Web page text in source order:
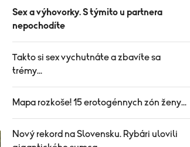
Sex a výhovorky. S týmito u partnera
nepochodíte
Takto si sex vychutnáte a zbavíte sa
trémy...
Mapa rozkoše! 15 erotogénnych zón ženy...
Nový rekord na Slovensku. Rybári ulovili